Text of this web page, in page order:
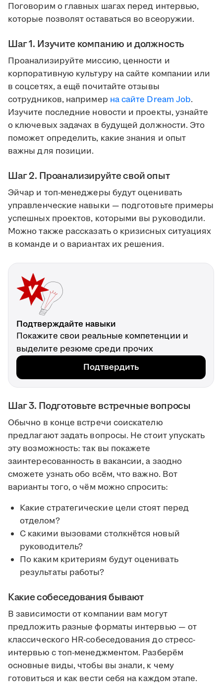
Поговорим о главных шагах перед интервью,
которые позволят оставаться во всеоружии.
Шаг 1. Изучите компанию и должность
Проанализируйте миссию, ценности и
корпоративную культуру на сайте компании или
в соцсетях, а ещё почитайте отзывы
сотрудников, например на сайте Dream Job.
Изучите последние новости и проекты, узнайте
о ключевых задачах в будущей должности. Это
поможет определить, какие знания и опыт
важны для позиции.
Шаг 2. Проанализируйте свой опыт
Эйчар и топ-менеджеры будут оценивать
управленческие навыки — подготовьте примеры
успешных проектов, которыми вы руководили.
Можно также рассказать о кризисных ситуациях
в команде и о вариантах их решения.
Подтверждайте навыки
Покажите свои реальные компетенции и
выделите резюме среди прочих
Подтвердить
Шаг 3. Подготовьте встречные вопросы
Обычно в конце встречи соискателю
предлагают задать вопросы. Не стоит упускать
эту возможность: так вы покажете
заинтересованность в вакансии, а заодно
сможете узнать обо всём, что важно. Вот
варианты того, о чём можно спросить:
Какие стратегические цели стоят перед
отделом?
С какими вызовами столкнётся новый
руководитель?
По каким критериям будут оценивать
результаты работы?
Какие собеседования бывают
В зависимости от компании вам могут
предложить разные форматы интервью — от
классического HR-собеседования до стресс-
интервью с топ-менеджментом. Разберём
основные виды, чтобы вы знали, к чему
готовиться и как вести себя на каждом этапе.